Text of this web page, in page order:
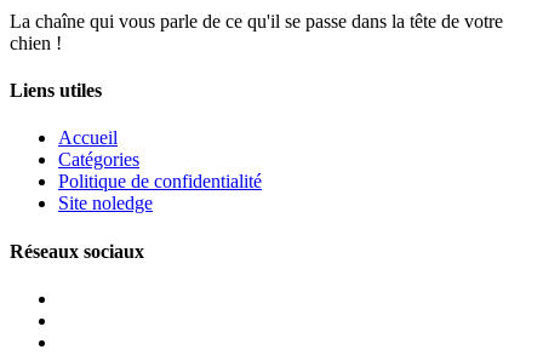
La chaîne qui vous parle de ce qu'il se passe dans la tête de votre
chien !
Liens utiles
Accueil
Catégories
Politique de confidentialité
Site noledge
Réseaux sociaux